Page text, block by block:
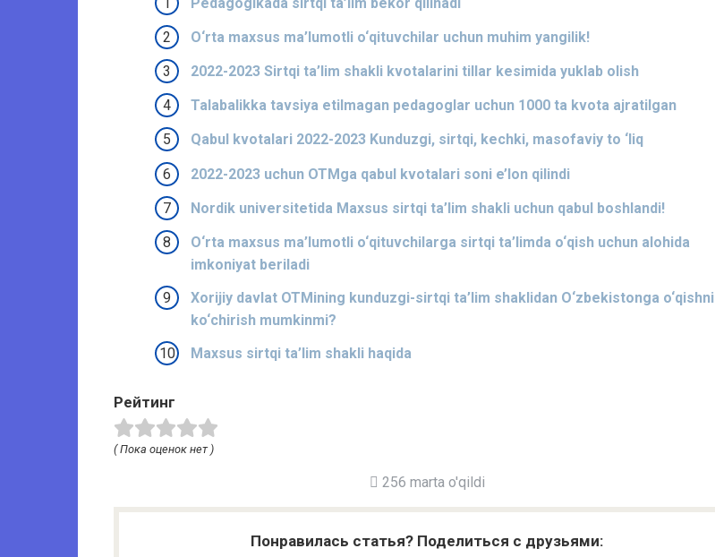
O‘rta maxsus ma’lumotli o‘qituvchilar uchun muhim yangilik!
2022-2023 Sirtqi ta’lim shakli kvotalarini tillar kesimida yuklab olish
Talabalikka tavsiya etilmagan pedagoglar uchun 1000 ta kvota ajratilgan
Qabul kvotalari 2022-2023 Kunduzgi, sirtqi, kechki, masofaviy to ‘liq
2022-2023 uchun OTMga qabul kvotalari soni e’lon qilindi
Nordik universitetida Maxsus sirtqi ta’lim shakli uchun qabul boshlandi!
O‘rta maxsus ma’lumotli o‘qituvchilarga sirtqi ta’limda o‘qish uchun alohida
imkoniyat beriladi
Xorijiy davlat OTMining kunduzgi-sirtqi ta’lim shaklidan O‘zbekistonga o‘qishni
ko‘chirish mumkinmi?
Maxsus sirtqi ta’lim shakli haqida
Рейтинг
( Пока оценок нет )
256 marta o'qildi
Понравилась статья? Поделиться с друзьями: